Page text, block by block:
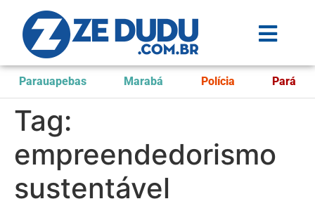
Parauapebas Marabá Polícia Pará
Tag:
empreendedorismo
sustentável